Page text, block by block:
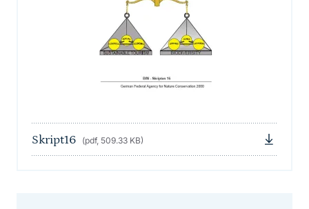
Skript16 (pdf, 509.33 KB)